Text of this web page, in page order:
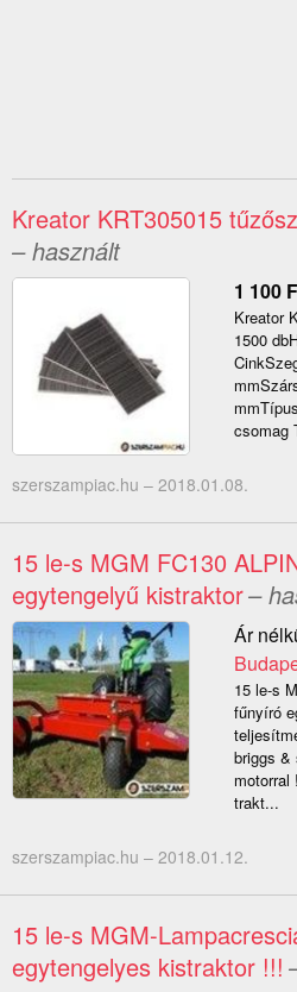
Kreator KRT305015
– használt
1 100
Kreator
1500
csomag
szerszampiac.hu – 2018.01.08.
15 le-s MGM FC130
egytengelyű kistraktor–
Ár
15 le-s
fűnyíró
briggs &
motorral
trakt...
szerszampiac.hu – 2018.01.12.
15 le-s MGM-
egytengelyes kistraktor !!!